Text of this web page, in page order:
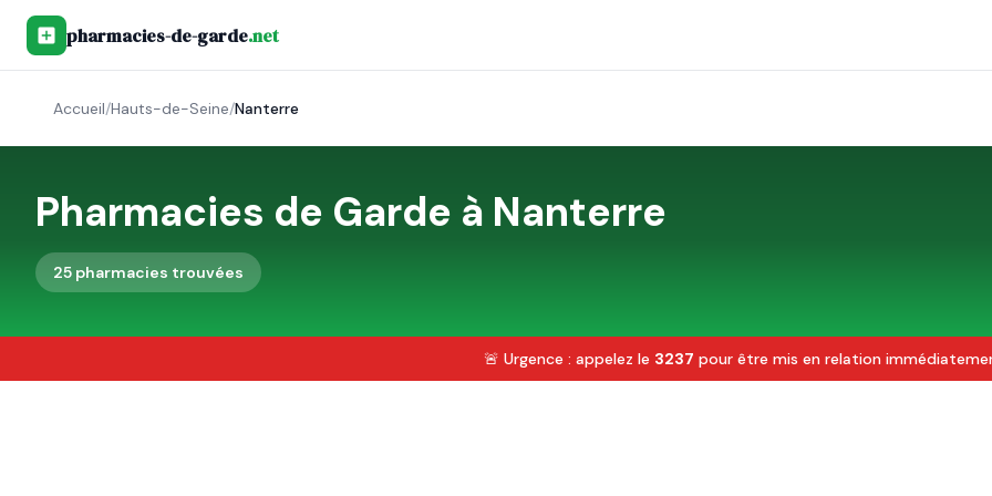
pharmacies-de-garde.net
Accueil/Hauts-de-Seine/Nanterre
Pharmacies de Garde à Nanterre
25 pharmacies trouvées
🚨 Urgence : appelez le 3237 pour être mis en relation